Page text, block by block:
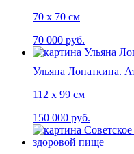
70 х 70 см
70 000 руб.
Ульяна Лопаткина.
112 х 99 см
150 000 руб.